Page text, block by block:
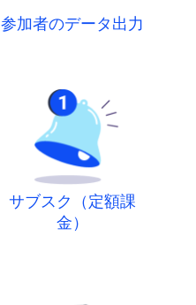
参加者のデータ出力
サブスク（定額課
金）